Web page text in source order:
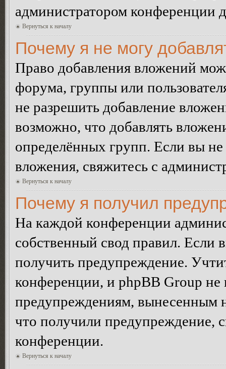
администратором конференции
Вернуться к началу
Почему я не могу
Право добавления вложений
форума, группы или
не разрешить добавление
возможно, что добавлять
определённых групп. Если вы не
вложения, свяжитесь с
Вернуться к началу
Почему я получил
На каждой конференции
собственный свод правил.
получить предупреждение.
конференции, и phpBB Group не
предупреждениям, вынесенным
что получили предупреждение,
конференции.
Вернуться к началу